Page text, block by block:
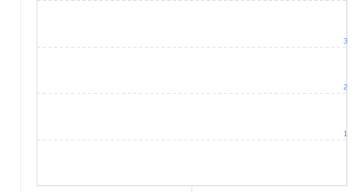
1
2
3